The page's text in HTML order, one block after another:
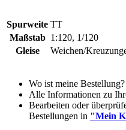
Spurweite TT
Maßstab 1:120, 1/120
Gleise
Weichen/
Wo ist meine Bestellung?
Alle Informationen zu
Bearbeiten oder
Bestellungen in "Mein